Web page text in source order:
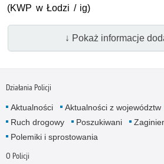
(KWP w Łodzi / ig)
↓ Pokaż informacje
Działania Policji
Aktualności Aktualności z województw
Ruch drogowy
Poszukiwani
Polemiki i sprostowania
O Policji